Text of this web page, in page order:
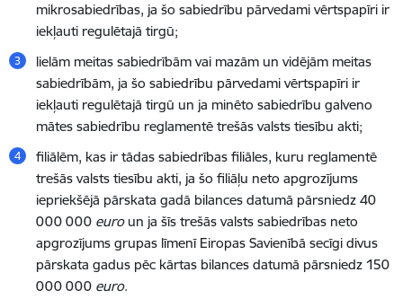
mikrosabiedrības, ja šo sabiedrību pārvedami vērtspapīri ir
iekļauti regulētajā tirgū;
lielām meitas sabiedrībām vai mazām un vidējām meitas
sabiedrībām, ja šo sabiedrību pārvedami vērtspapīri ir
iekļauti regulētajā tirgū un ja minēto sabiedrību galveno
mātes sabiedrību reglamentē trešās valsts tiesību akti;
filiālēm, kas ir tādas sabiedrības filiāles, kuru reglamentē
trešās valsts tiesību akti, ja šo filiāļu neto apgrozījums
iepriekšējā pārskata gadā bilances datumā pārsniedz 40
000 000 euroun ja šīs trešās valsts sabiedrības neto
apgrozījums grupas līmenī Eiropas Savienībā secīgi divus
pārskata gadus pēc kārtas bilances datumā pārsniedz 150
000 000 euro.